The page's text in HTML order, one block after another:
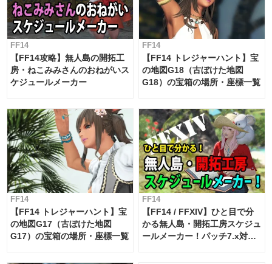
FF14
【FF14攻略】無人島の開拓工
房・ねこみみさんのおねがいス
ケジュールメーカー
FF14
【FF14 トレジャーハント】宝
の地図G18（古ぼけた地図
G18）の宝箱の場所・座標一覧
FF14
【FF14 トレジャーハント】宝
の地図G17（古ぼけた地図
G17）の宝箱の場所・座標一覧
FF14
【FF14 / FFXIV】ひと目で分
かる無人島・開拓工房スケジュ
ールメーカー！パッチ7.x対応